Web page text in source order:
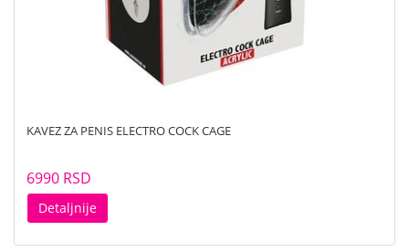
KAVEZ ZA PENIS ELECTRO COCK CAGE
6990 RSD
Detaljnije